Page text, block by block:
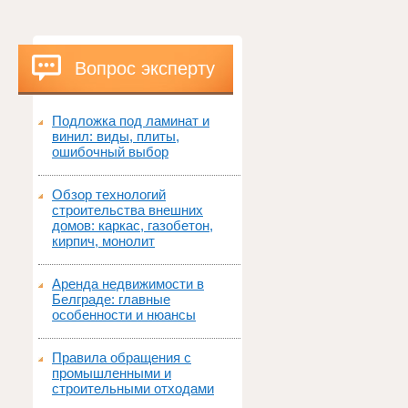
Вопрос эксперту
Подложка под ламинат и
винил: виды, плиты,
ошибочный выбор
Обзор технологий
строительства внешних
домов: каркас, газобетон,
кирпич, монолит
Аренда недвижимости в
Белграде: главные
особенности и нюансы
Правила обращения с
промышленными и
строительными отходами